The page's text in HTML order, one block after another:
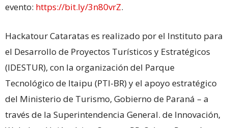
evento: https://bit.ly/3n80vrZ.
Hackatour Cataratas es realizado por el Instituto para
el Desarrollo de Proyectos Turísticos y Estratégicos
(IDESTUR), con la organización del Parque
Tecnológico de Itaipu (PTI-BR) y el apoyo estratégico
del Ministerio de Turismo, Gobierno de Paraná – a
través de la Superintendencia General. de Innovación,